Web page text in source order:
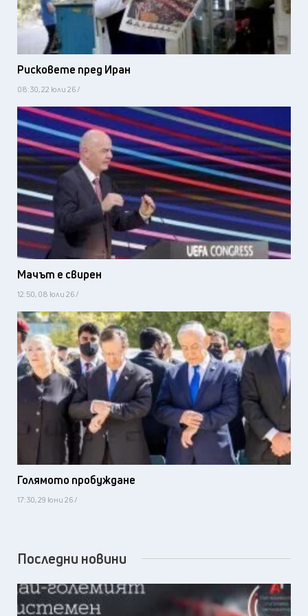
Рисковете пред Иран
08:30, 22 юли 26 /
Мачът е свирен
12:50, 08 юли 26 /
Голямото пробуждане
17:30, 29 юни 26 /
Последни новини